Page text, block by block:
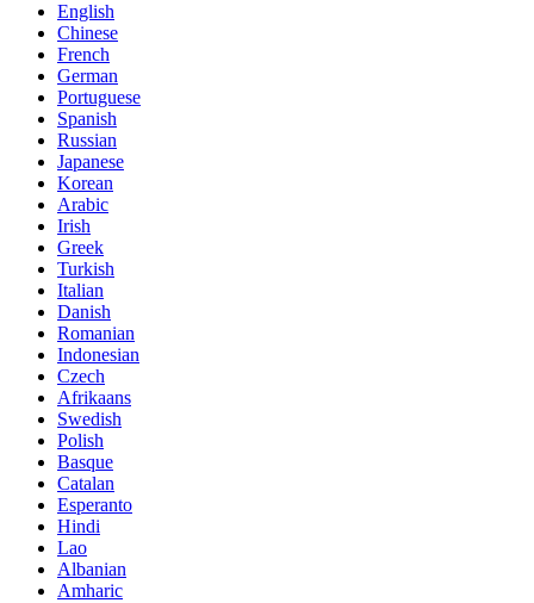
English
Chinese
French
German
Portuguese
Spanish
Russian
Japanese
Korean
Arabic
Irish
Greek
Turkish
Italian
Danish
Romanian
Indonesian
Czech
Afrikaans
Swedish
Polish
Basque
Catalan
Esperanto
Hindi
Lao
Albanian
Amharic